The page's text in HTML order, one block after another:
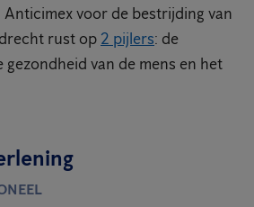
Anticimex voor de bestrijding van
rust op 2 pijlers: de
gezondheid van de mens en het